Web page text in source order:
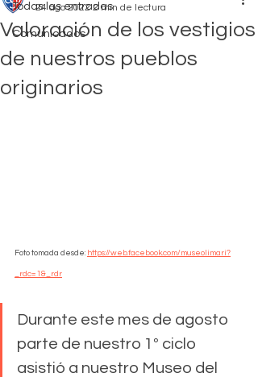
Todas las entradas
Comunicados
Valoración de los vestigios
de nuestros pueblos
originarios
24 ago 2022 2 min de lectura
Foto tomada desde: https://web.facebook.com/museolimari?
_rdc=1&_rdr
Durante este mes de agosto
parte de nuestro 1º ciclo
asistió a nuestro Museo del